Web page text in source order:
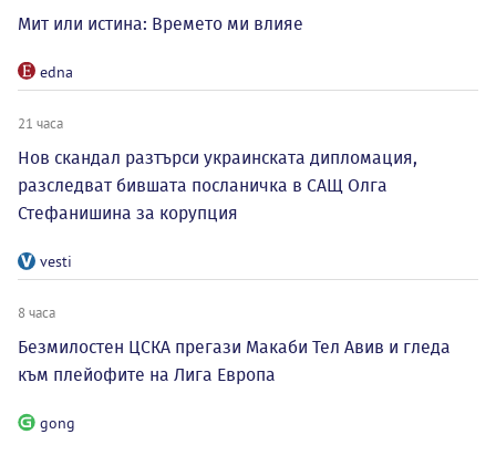
Мит или истина: Времето ми влияе
edna
21 часа
Нов скандал разтърси украинската дипломация,
разследват бившата посланичка в САЩ Олга
Стефанишина за корупция
vesti
8 часа
Безмилостен ЦСКА прегази Макаби Тел Авив и гледа
към плейофите на Лига Европа
gong